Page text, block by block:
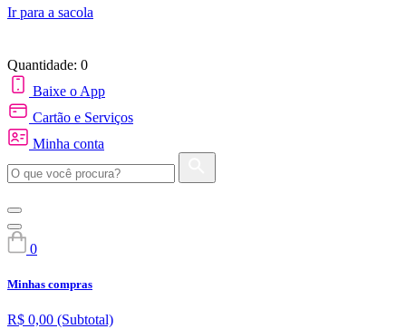
Ir para a sacola
Quantidade: 0
Baixe o App
Cartão e Serviços
Minha conta
0
Minhas compras
R$ 0,00 (Subtotal)